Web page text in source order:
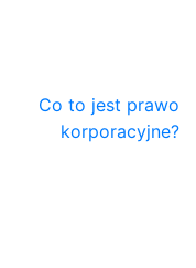
Co to jest prawo
korporacyjne?